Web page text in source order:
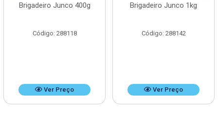
Brigadeiro Junco 400g
Código: 288118
Ver Preço
Brigadeiro Junco 1kg
Código: 288142
Ver Preço